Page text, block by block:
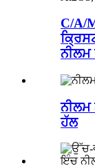
C/A/
ਹੱਲ